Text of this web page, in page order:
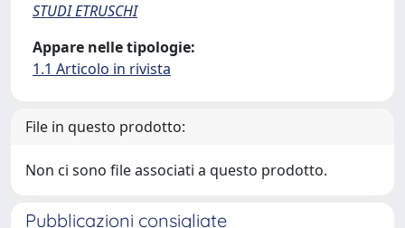
STUDI ETRUSCHI
Appare nelle tipologie:
1.1 Articolo in rivista
File in questo prodotto:
Non ci sono file associati a questo prodotto.
Pubblicazioni consigliate